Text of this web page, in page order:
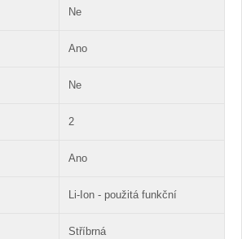
Ne
Ano
Ne
2
Ano
Li-Ion - použitá funkční
Stříbrná